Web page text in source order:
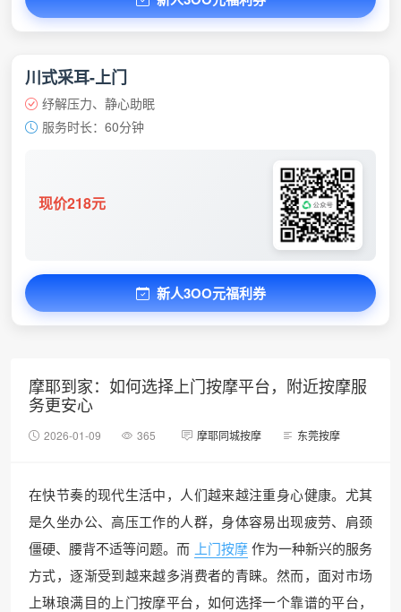
川式采耳-上门
纾解压力、静心助眠
服务时长：60分钟
现价218元
新人3OO元福利券
摩耶到家：如何选择上门按摩平台，附近按摩服
务更安心
2026-01-09 365 摩耶同城按摩 东莞按摩
在快节奏的现代生活中，人们越来越注重身心健康。尤其
是久坐办公、高压工作的人群，身体容易出现疲劳、肩颈
僵硬、腰背不适等问题。而 上门按摩 作为一种新兴的服务
方式，逐渐受到越来越多消费者的青睐。然而，面对市场
上琳琅满目的上门按摩平台，如何选择一个靠谱的平台，